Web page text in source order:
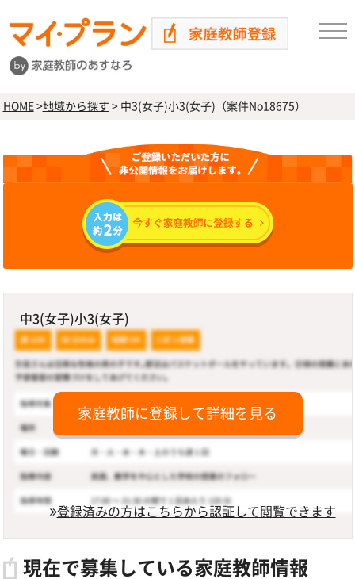
HOME>地域から探す >中3(女子)小3(女子)（案件No18675）
中3(女子)小3(女子)
家庭教師に登録して詳細を見る
登録済みの方はこちらから認証して閲覧できます
現在で募集している家庭教師情報